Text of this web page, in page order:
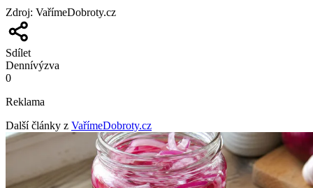
Zdroj: VařímeDobroty.cz
Sdílet
Dennívýzva
0
Reklama
Další články z VařímeDobroty.cz